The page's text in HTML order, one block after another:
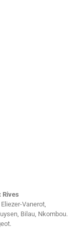
Rives
Vanerot,
Bilau, Nkombou.